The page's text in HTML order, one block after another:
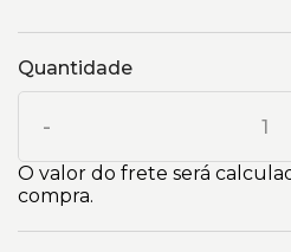
Quantidade
-
O valor do frete será
compra.